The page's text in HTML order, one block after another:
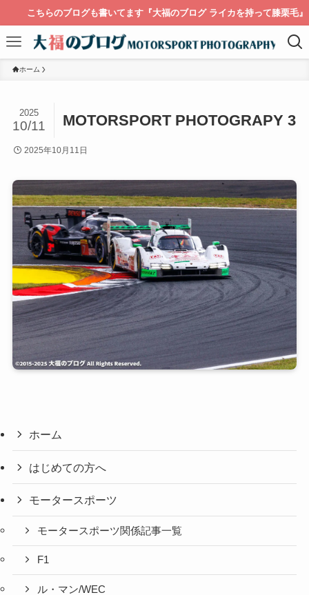
こちらのブログも書いてます『大福のブログ ライカを持って膝栗毛』
ホーム
MOTORSPORT PHOTOGRAPY 3
2025
10/11
2025年10月11日
ホーム
はじめての方へ
モータースポーツ
モータースポーツ関係記事一覧
F1
ル・マン/WEC